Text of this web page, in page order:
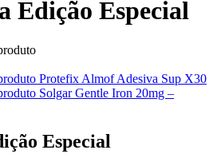
Edição Especial
Protefix Almof Adesiva Sup X30
Solgar Gentle Iron 20mg –
Especial